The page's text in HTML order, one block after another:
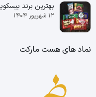
بهترین برند
۱۲ شهریور ۱۴۰۴
نماد های هست مارکت